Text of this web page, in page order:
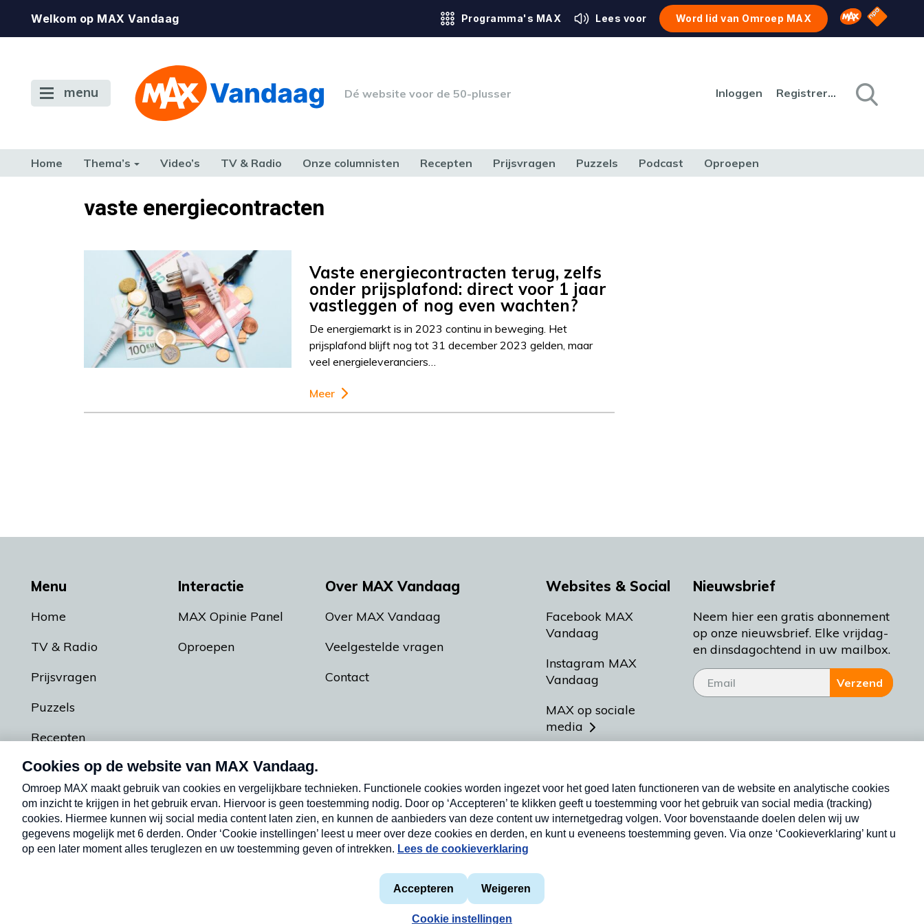
Welkom op MAX Vandaag Programma's MAX Lees voor Word lid van Omroep MAX Omroep MAX
NPO
menu Dé website voor de 50-plusser Inloggen Registreren
Home Thema’s Video’s TV & Radio Onze columnisten Recepten Prijsvragen Puzzels Podcast Oproepen
TERUG NAAR TOENvaste energiecontracten
Vaste energiecontracten terug, zelfs
onder prijsplafond: direct voor 1 jaar
vastleggen of nog even wachten?
De energiemarkt is in 2023 continu in beweging. Het
prijsplafond blijft nog tot 31 december 2023 gelden, maar
veel energieleveranciers…
Meer
Menu
Home
TV & Radio
Prijsvragen
Puzzels
Recepten
Podcasts
Interactie
MAX Opinie Panel
Oproepen
Over MAX Vandaag
Over MAX Vandaag
Veelgestelde vragen
Contact
Websites & Social
Facebook MAX
Vandaag
Instagram MAX
Vandaag
MAX op sociale
media
Meldpunt Actueel
Heel Holland Bakt
Nieuwsbrief
Neem hier een gratis abonnement
op onze nieuwsbrief. Elke vrijdag-
en dinsdagochtend in uw mailbox.
Verzend
Privacyverklaring
Cookieverklaring
Nieuwsbrief
Neem hier een gratis abonnement op onze